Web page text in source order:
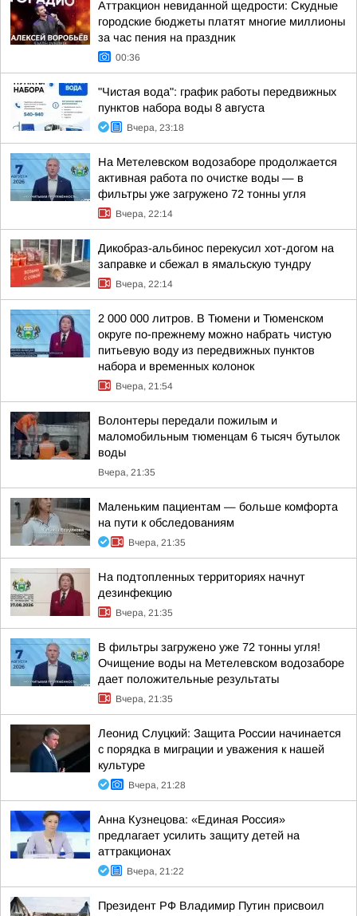
Аттракцион невиданной щедрости: Скудные
городские бюджеты платят многие миллионы
за час пения на праздник
00:36
"Чистая вода": график работы передвижных
пунктов набора воды 8 августа
Вчера, 23:18
На Метелевском водозаборе продолжается
активная работа по очистке воды — в
фильтры уже загружено 72 тонны угля
Вчера, 22:14
Дикобраз-альбинос перекусил хот-догом на
заправке и сбежал в ямальскую тундру
Вчера, 22:14
2 000 000 литров. В Тюмени и Тюменском
округе по-прежнему можно набрать чистую
питьевую воду из передвижных пунктов
набора и временных колонок
Вчера, 21:54
Волонтеры передали пожилым и
маломобильным тюменцам 6 тысяч бутылок
воды
Вчера, 21:35
Маленьким пациентам — больше комфорта
на пути к обследованиям
Вчера, 21:35
На подтопленных территориях начнут
дезинфекцию
Вчера, 21:35
В фильтры загружено уже 72 тонны угля!
Очищение воды на Метелевском водозаборе
дает положительные результаты
Вчера, 21:35
Леонид Слуцкий: Защита России начинается
с порядка в миграции и уважения к нашей
культуре
Вчера, 21:28
Анна Кузнецова: «Единая Россия»
предлагает усилить защиту детей на
аттракционах
Вчера, 21:22
Президент РФ Владимир Путин присвоил